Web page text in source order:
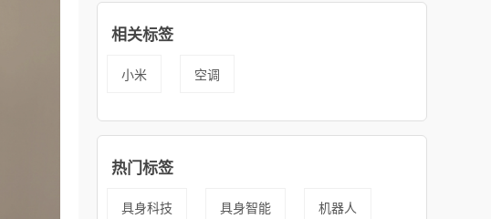
相关标签
小米 空调
热门标签
具身科技 具身智能 机器人